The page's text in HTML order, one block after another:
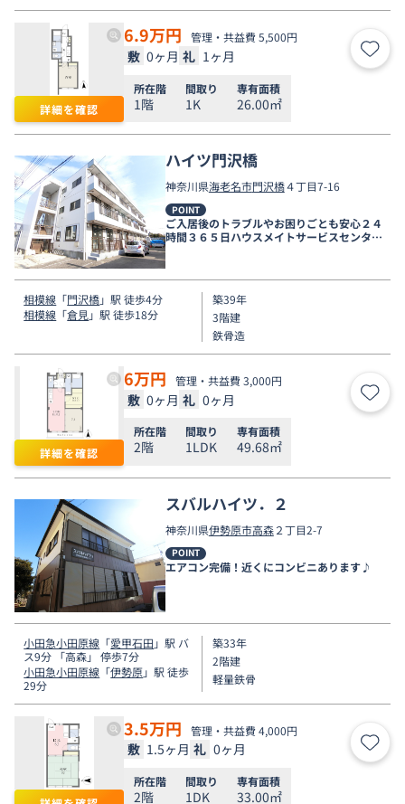
詳細を確認
6.9万円 管理・共益費 5,500円
敷 0ヶ月 礼 1ヶ月 お気
所在階
1階
間取り
1K
専有面積
26.00㎡
ハイツ門沢橋
神奈川県海老名市門沢橋４丁目7-16
POINT
ご入居後のトラブルやお困りごとも安心２４
時間３６５日ハウスメイトサービスセンター
電話受付対応。
相模線 「門沢橋」駅 徒歩4分
相模線 「倉見」駅 徒歩18分
築39年
3階建
鉄骨造
詳細を確認
6万円 管理・共益費 3,000円
敷 0ヶ月 礼 0ヶ月 お気
所在階
2階
間取り
1LDK
専有面積
49.68㎡
スバルハイツ．２
神奈川県伊勢原市高森２丁目2-7
POINT
エアコン完備！近くにコンビニあります♪
小田急小田原線 「愛甲石田 」駅 バ
ス9分 「高森」 停歩7分
小田急小田原線 「伊勢原」駅 徒歩
29分
築33年
2階建
軽量鉄骨
3.5万円 管理・共益費 4,000円
敷 1.5ヶ月 礼 0ヶ月 お気
所在階
2階
間取り
1DK
専有面積
33.00㎡